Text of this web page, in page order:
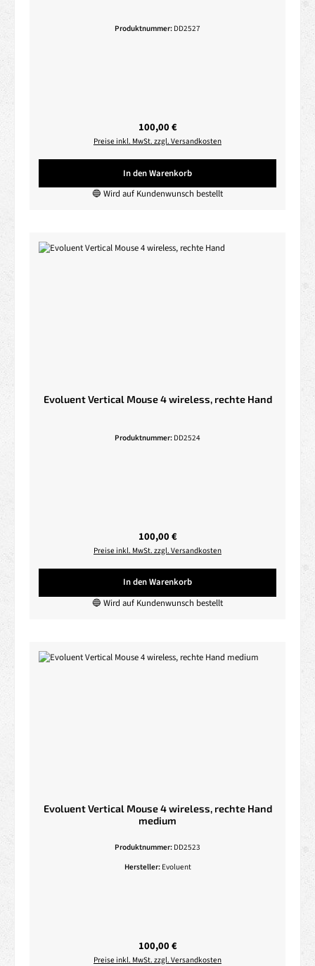
Produktnummer: DD2527
Regulärer Preis:
100,00 €
Preise inkl. MwSt. zzgl. Versandkosten
In den Warenkorb
🔵 Wird auf Kundenwunsch bestellt
Evoluent Vertical Mouse 4 wireless, rechte Hand
Produktnummer: DD2524
Regulärer Preis:
100,00 €
Preise inkl. MwSt. zzgl. Versandkosten
In den Warenkorb
🔵 Wird auf Kundenwunsch bestellt
Evoluent Vertical Mouse 4 wireless, rechte Hand
medium
Produktnummer: DD2523
Hersteller: Evoluent
Regulärer Preis:
100,00 €
Preise inkl. MwSt. zzgl. Versandkosten